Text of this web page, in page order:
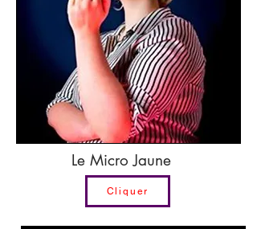
Le Micro Jaune
Cliquer